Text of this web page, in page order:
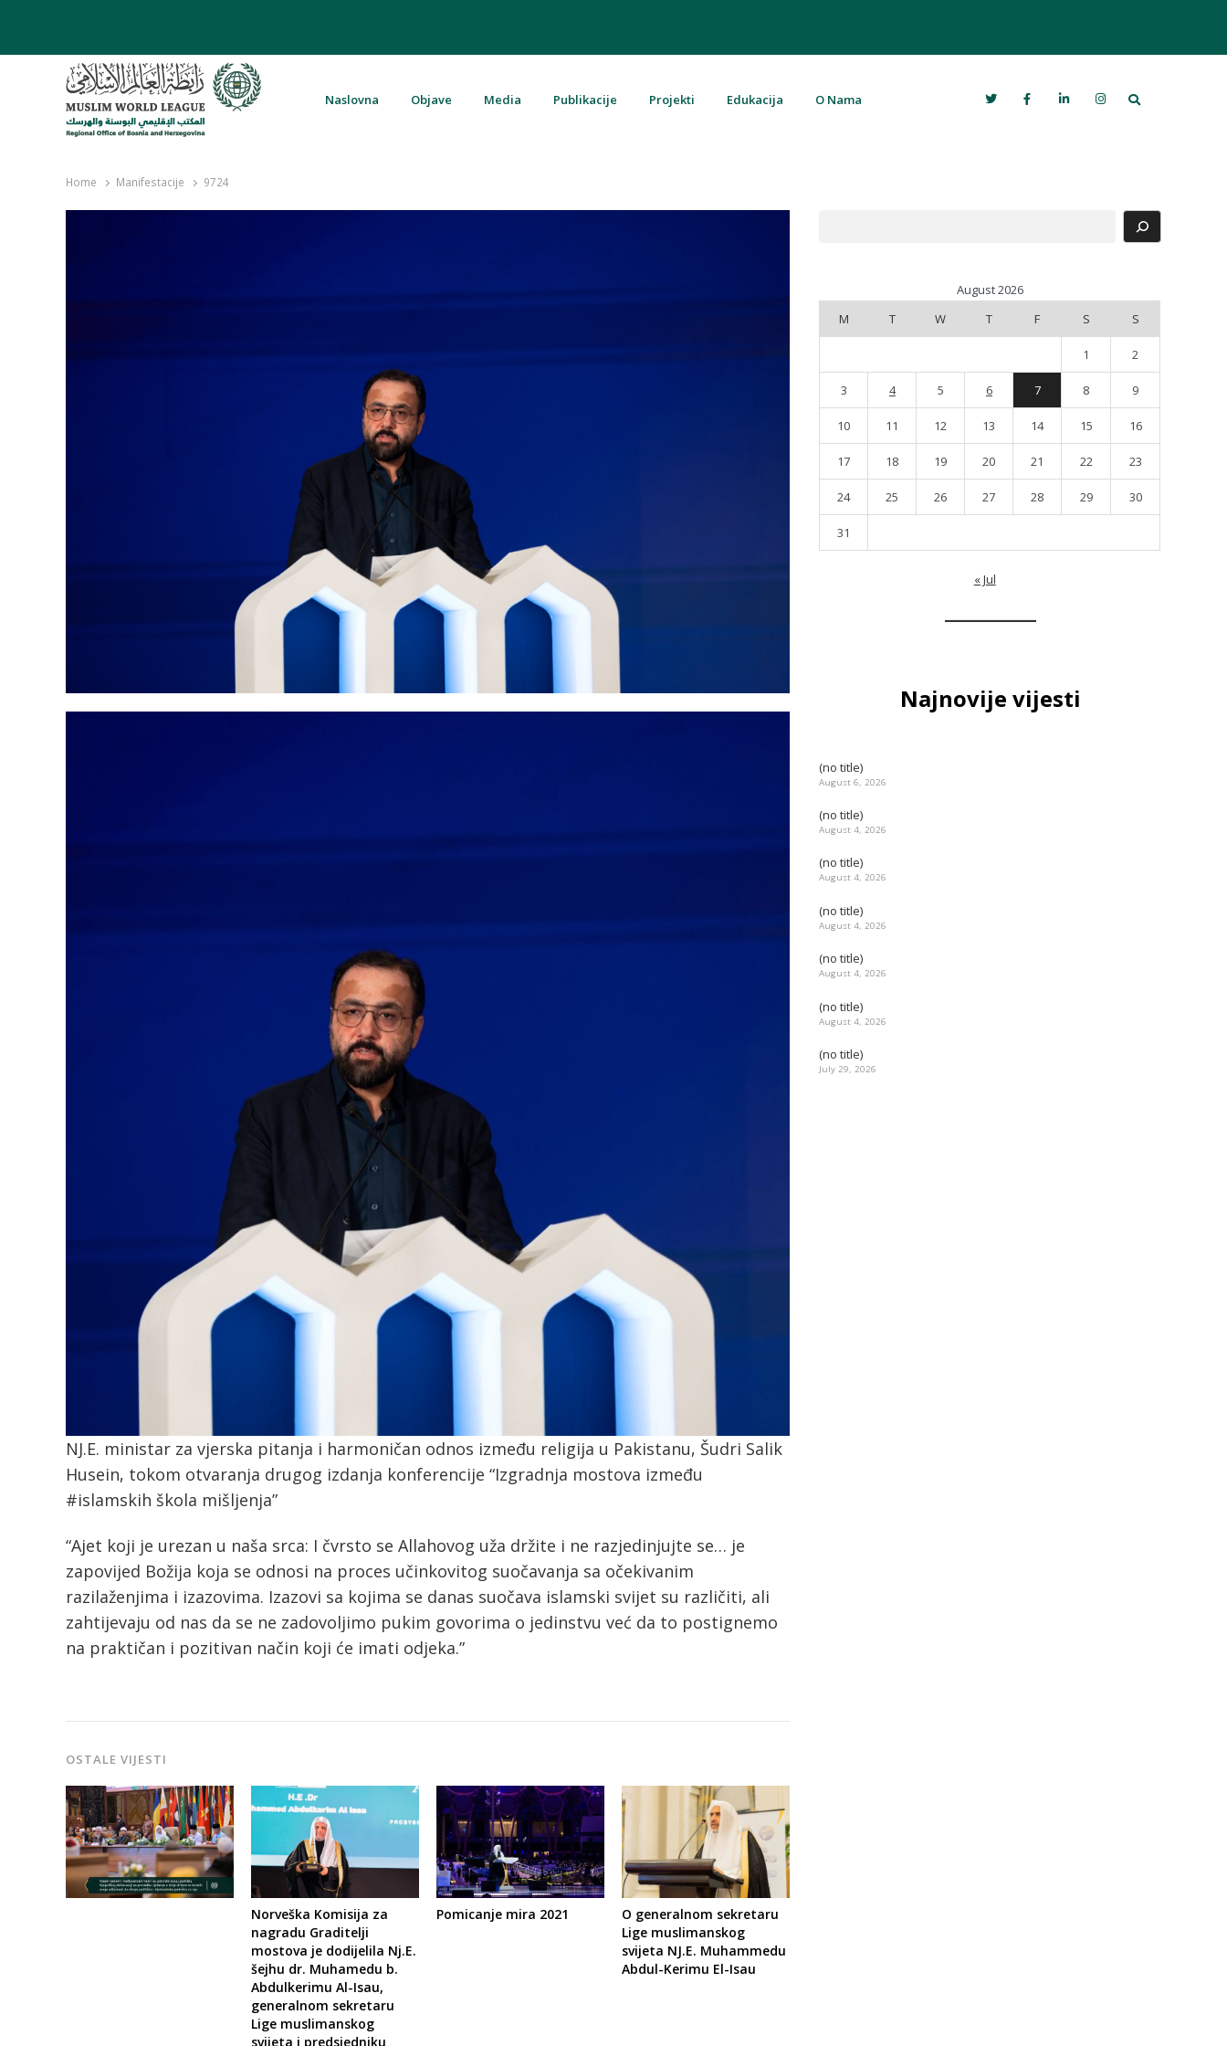
Naslovna Objave Media Publikacije Projekti Edukacija O Nama Search
Home Manifestacije 9724
NJ.E. ministar za vjerska pitanja i harmoničan odnos između religija u Pakistanu, Šudri Salik
Husein, tokom otvaranja drugog izdanja konferencije “Izgradnja mostova između
#islamskih škola mišljenja”
“Ajet koji je urezan u naša srca: I čvrsto se Allahovog uža držite i ne razjedinjujte se… je
zapovijed Božija koja se odnosi na proces učinkovitog suočavanja sa očekivanim
razilaženjima i izazovima. Izazovi sa kojima se danas suočava islamski svijet su različiti, ali
zahtijevaju od nas da se ne zadovoljimo pukim govorima o jedinstvu već da to postignemo
na praktičan i pozitivan način koji će imati odjeka.”
OSTALE VIJESTI
Norveška Komisija za
nagradu Graditelji
mostova je dodijelila Nj.E.
šejhu dr. Muhamedu b.
Abdulkerimu Al-Isau,
generalnom sekretaru
Lige muslimanskog
svijeta i predsjedniku
Pomicanje mira 2021
O generalnom sekretaru
Lige muslimanskog
svijeta NJ.E. Muhammedu
Abdul-Kerimu El-Isau
August 2026
M
T W T F S S
1 2
3 4 5 6 7 8 9
10 11 12 13 14 15 16
17 18 19 20 21 22 23
24 25 26 27 28 29 30
31
« Jul
Najnovije vijesti
(no title)
August 6, 2026
(no title)
August 4, 2026
(no title)
August 4, 2026
(no title)
August 4, 2026
(no title)
August 4, 2026
(no title)
August 4, 2026
(no title)
July 29, 2026